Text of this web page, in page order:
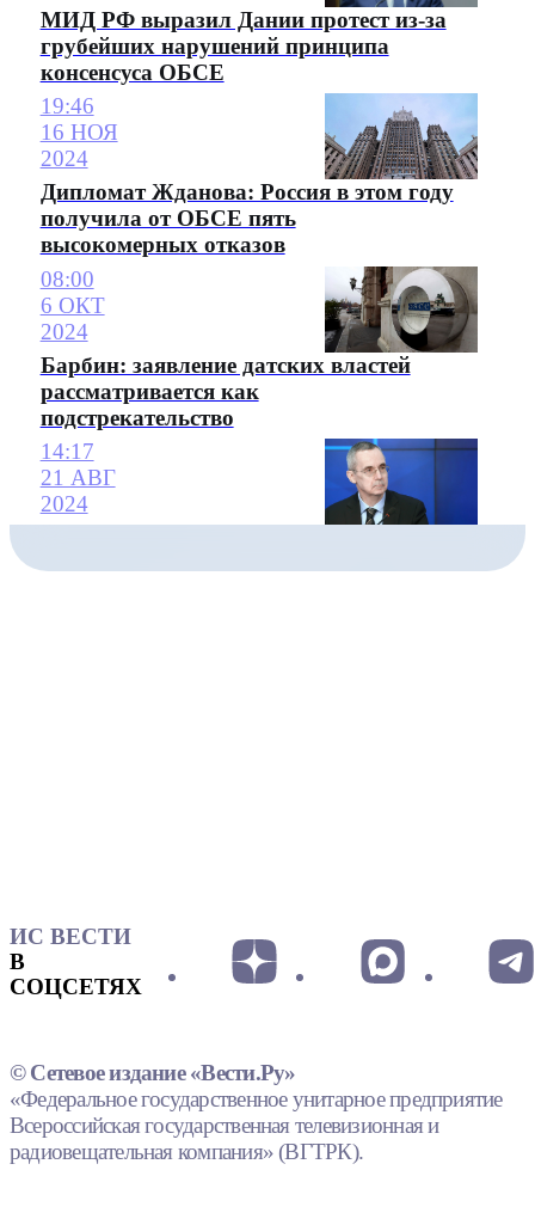
МИД РФ выразил Дании протест из-за
грубейших нарушений принципа
консенсуса ОБСЕ
19:46
16 НОЯ
2024
Дипломат Жданова: Россия в этом году
получила от ОБСЕ пять
высокомерных отказов
08:00
6 ОКТ
2024
Барбин: заявление датских властей
рассматривается как
подстрекательство
14:17
21 АВГ
2024
ИС ВЕСТИ
В
СОЦСЕТЯХ
© Сетевое издание «Вести.Ру»
«Федеральное государственное унитарное предприятие
Всероссийская государственная телевизионная и
радиовещательная компания» (ВГТРК).